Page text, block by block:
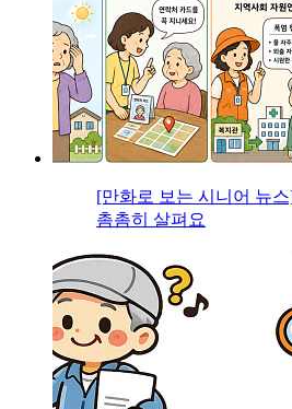
[만화로 보는 시니어 뉴
촘촘히 살펴요